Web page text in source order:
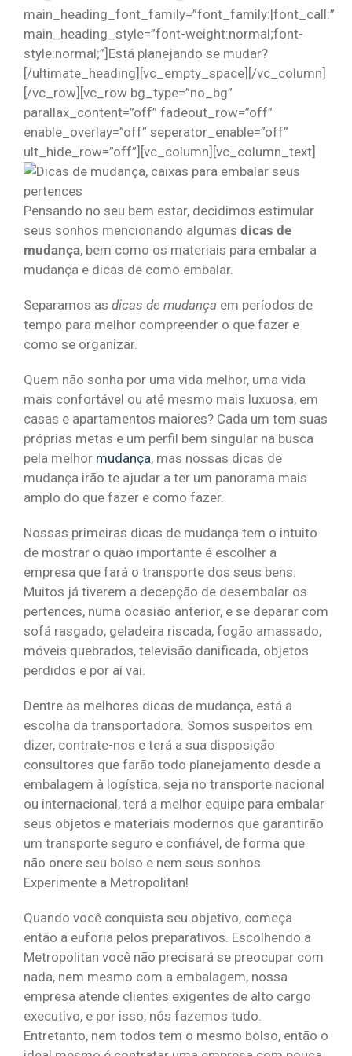
main_heading_font_family=”font_family:|font_call:”
main_heading_style=”font-weight:normal;font-
style:normal;”]Está planejando se mudar?
[/ultimate_heading][vc_empty_space][/vc_column]
[/vc_row][vc_row bg_type=”no_bg”
parallax_content=”off” fadeout_row=”off”
enable_overlay=”off” seperator_enable=”off”
ult_hide_row=”off”][vc_column][vc_column_text]
Pensando no seu bem estar, decidimos estimular
seus sonhos mencionando algumas dicas de
mudança, bem como os materiais para embalar a
mudança e dicas de como embalar.
Separamos as dicas de mudança em períodos de
tempo para melhor compreender o que fazer e
como se organizar.
Quem não sonha por uma vida melhor, uma vida
mais confortável ou até mesmo mais luxuosa, em
casas e apartamentos maiores? Cada um tem suas
próprias metas e um perfil bem singular na busca
pela melhor mudança, mas nossas dicas de
mudança irão te ajudar a ter um panorama mais
amplo do que fazer e como fazer.
Nossas primeiras dicas de mudança tem o intuito
de mostrar o quão importante é escolher a
empresa que fará o transporte dos seus bens.
Muitos já tiverem a decepção de desembalar os
pertences, numa ocasião anterior, e se deparar com
sofá rasgado, geladeira riscada, fogão amassado,
móveis quebrados, televisão danificada, objetos
perdidos e por aí vai.
Dentre as melhores dicas de mudança, está a
escolha da transportadora. Somos suspeitos em
dizer, contrate-nos e terá a sua disposição
consultores que farão todo planejamento desde a
embalagem à logística, seja no transporte nacional
ou internacional, terá a melhor equipe para embalar
seus objetos e materiais modernos que garantirão
um transporte seguro e confiável, de forma que
não onere seu bolso e nem seus sonhos.
Experimente a Metropolitan!
Quando você conquista seu objetivo, começa
então a euforia pelos preparativos. Escolhendo a
Metropolitan você não precisará se preocupar com
nada, nem mesmo com a embalagem, nossa
empresa atende clientes exigentes de alto cargo
executivo, e por isso, nós fazemos tudo.
Entretanto, nem todos tem o mesmo bolso, então o